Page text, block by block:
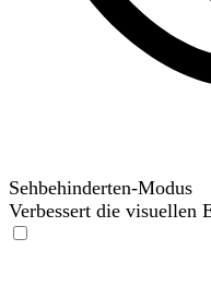
Sehbehinderten-Modus
Verbessert die visuellen